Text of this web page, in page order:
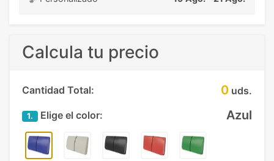
Calcula tu precio
Cantidad Total: 0 uds.
1. Elige el color: Azul